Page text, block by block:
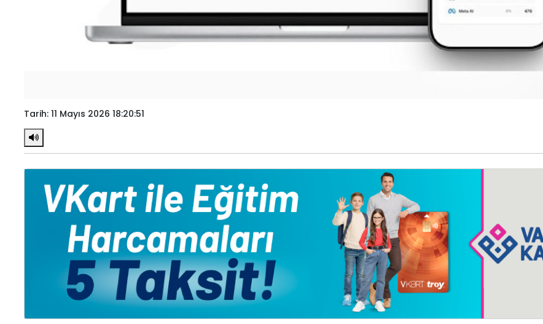
Tarih: 11 Mayıs 2026 18:20:51